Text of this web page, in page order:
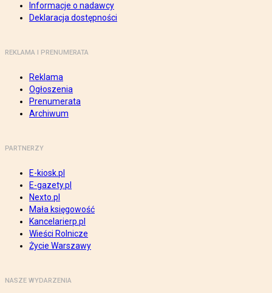
Informacje o nadawcy
Deklaracja dostępności
REKLAMA I PRENUMERATA
Reklama
Ogłoszenia
Prenumerata
Archiwum
PARTNERZY
E-kiosk.pl
E-gazety.pl
Nexto.pl
Mała księgowość
Kancelarierp.pl
Wieści Rolnicze
Życie Warszawy
NASZE WYDARZENIA